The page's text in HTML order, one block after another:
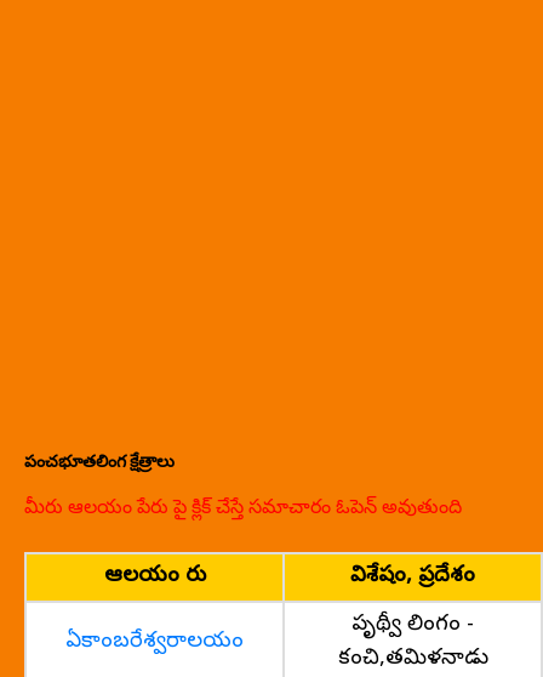
పంచభూతలింగ క్షేత్రాలు
మీరు ఆలయం పేరు పై క్లిక్ చేస్తే సమాచారం ఓపెన్ అవుతుంది
ఆలయం పేరు విశేషం, ప్రదేశం
ఏకాంబరేశ్వరాలయం
పృథ్వీ లింగం -
కంచి,తమిళనాడు